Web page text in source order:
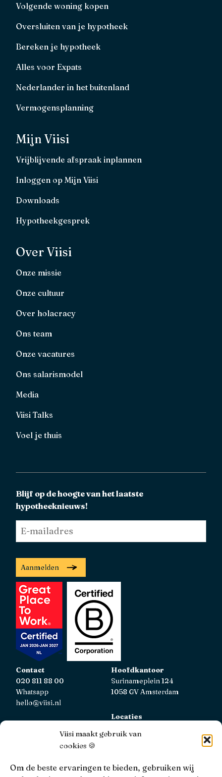
Viisi maakt gebruik van
cookies 🍪
Om de beste ervaringen te bieden, gebruiken wij
Volgende woning kopen
Oversluiten van je hypotheek
Bereken je hypotheek
Alles voor Expats
Nederlander in het buitenland
Vermogensplanning
Mijn Viisi
Vrijblijvende afspraak inplannen
Inloggen op Mijn Viisi
Downloads
Hypotheekgesprek
Over Viisi
Onze missie
Onze cultuur
Over holacracy
Ons team
Onze vacatures
Ons salarismodel
Media
Viisi Talks
Voel je thuis
Blijf op de hoogte van het laatste
hypotheeknieuws!
E-
mailadres *
Aanmelden
Contact
020 811 88 00
Whatsapp
hello@viisi.nl
Hoofdkantoor
Surinameplein 124
1058 GV Amsterdam
Locaties
Viisi Hypotheken is geregistreerd bij de AFM.
Registratienummer: 12039833